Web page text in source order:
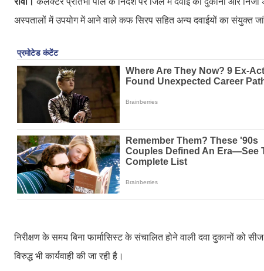
अस्पतालों में उपयोग में आने वाले कफ सिरप सहित अन्य दवाईयों का संयुक्त जांच
निरीक्षण के समय बिना फार्मासिस्ट के संचालित होने वाली दवा दुकानों को
विरुद्ध भी कार्यवाही की जा रही है।